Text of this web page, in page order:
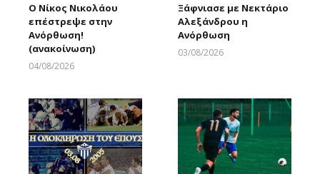
Ο Νίκος Νικολάου
επέστρεψε στην
Ανόρθωση!
(ανακοίνωση)
04/08/2026
Ξάφνιασε με Νεκτάριο
Αλεξάνδρου η
Ανόρθωση
03/08/2026